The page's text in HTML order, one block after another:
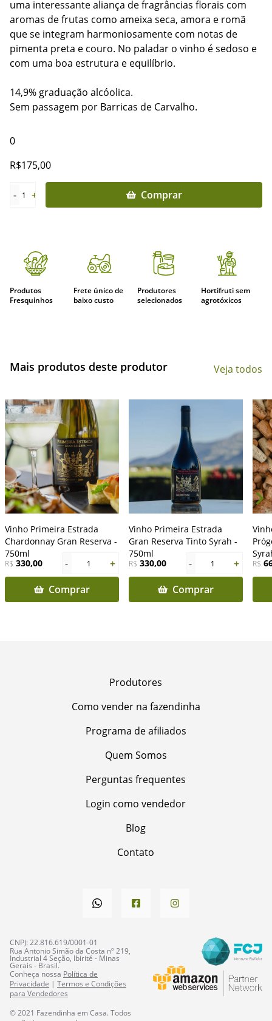
uma interessante aliança de fragrâncias florais com
aromas de frutas como ameixa seca, amora e romã
que se integram harmoniosamente com notas de
pimenta preta e couro. No paladar o vinho é sedoso e
com uma boa estrutura e equilíbrio.
14,9% graduação alcóolica.
Sem passagem por Barricas de Carvalho.
0
R$175,00
- 1 + Comprar
Produtos
Fresquinhos
Frete único de
baixo custo
Produtores
selecionados
Hortifruti sem
agrotóxicos
Mais produtos deste produtor Veja todos
Vinho Primeira Estrada
Chardonnay Gran Reserva -
750ml
R$ 330,00 - 1
+
Comprar
Vinho Primeira Estrada
Gran Reserva Tinto Syrah -
750ml
R$ 330,00 - 1
+
Comprar
R$
Produtores
Como vender na fazendinha
Programa de afiliados
Quem Somos
Perguntas frequentes
Login como vendedor
Blog
Contato
CNPJ: 22.816.619/0001-01
Rua Antonio Simão da Costa nº 219,
Industrial 4 Seção, Ibirité - Minas
Gerais - Brasil.
Conheça nossa Política de
Privacidade | Termos e Condições
para Vendedores
© 2021 Fazendinha em Casa. Todos